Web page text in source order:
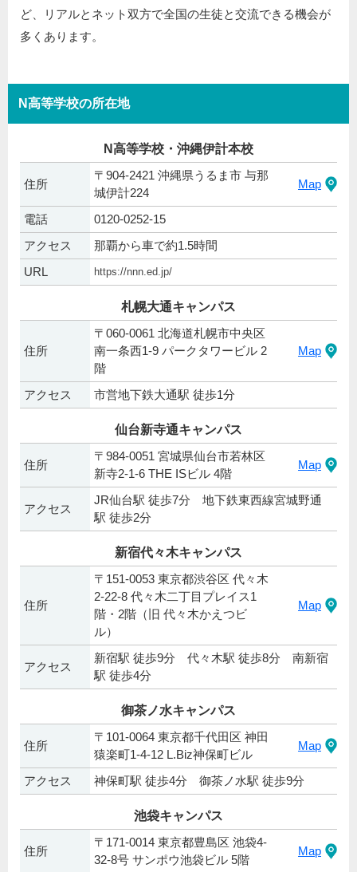
ど、リアルとネット双方で全国の生徒と交流できる機会が
多くあります。
N高等学校の所在地
N高等学校・沖縄伊計本校
住所
〒904-2421 沖縄県うるま市 与那
城伊計224
Map
電話
0120-0252-15
アクセス
那覇から車で約1.5時間
URL
https://nnn.ed.jp/
札幌大通キャンパス
住所
〒060-0061 北海道札幌市中央区
南一条西1-9 パークタワービル 2
階
Map
アクセス 市営地下鉄大通駅 徒歩1分
仙台新寺通キャンパス
住所
〒984-0051 宮城県仙台市若林区
新寺2-1-6 THE ISビル 4階
Map
アクセス
JR仙台駅 徒歩7分 地下鉄東西線宮城野通
駅 徒歩2分
新宿代々木キャンパス
住所
〒151-0053 東京都渋谷区 代々木
2-22-8 代々木二丁目プレイス1
階・2階（旧 代々木かえつビ
ル）
Map
アクセス
新宿駅 徒歩9分 代々木駅 徒歩8分 南新宿
駅 徒歩4分
御茶ノ水キャンパス
住所
〒101-0064 東京都千代田区 神田
猿楽町1-4-12 L.Biz神保町ビル
Map
アクセス 神保町駅 徒歩4分 御茶ノ水駅 徒歩9分
池袋キャンパス
住所
〒171-0014 東京都豊島区 池袋4-
32-8号 サンポウ池袋ビル 5階
Map